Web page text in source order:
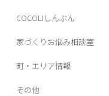
COCOLIしんぶん
家づくりお悩み相談室
町・エリア情報
その他